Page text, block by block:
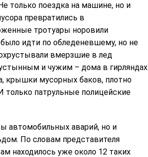
только поездка на машине, но и
превратились в
тротуары норовили
идти по обледеневшему, но не
вмерзшие в лед
и чужим – дома в гирляндах
крышки мусорных баков, плотно
патрульные полицейские
автомобильных аварий, но и
По словам представителя
находилось уже около 12 таких